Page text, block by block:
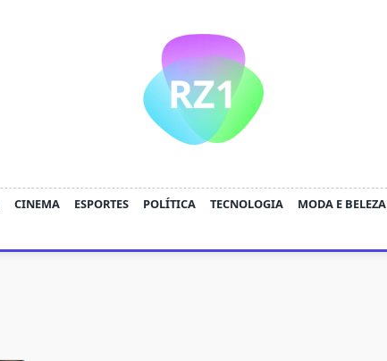
CINEMA ESPORTES POLÍTICA TECNOLOGIA MODA E BELEZA